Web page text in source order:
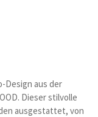
Design aus der
Dieser stilvolle
ausgestattet, von